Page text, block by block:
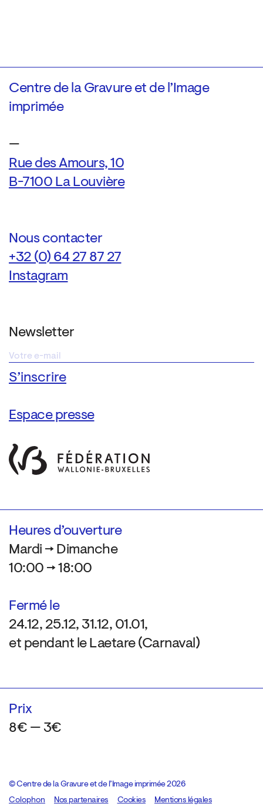
Centre de la Gravure et de l’Image
imprimée
—
Rue des Amours, 10
B-7100 La Louvière
Nous contacter
+32 (0) 64 27 87 27
Instagram
Newsletter
Espace presse
Heures d’ouverture
Mardi → Dimanche
10:00 → 18:00
Fermé le
24.12, 25.12, 31.12, 01.01,
et pendant le Laetare (Carnaval)
Prix
8€ — 3€
© Centre de la Gravure et de l’Image imprimée 2026
Colophon
Design:Marcel Kaczmarek, code:8080.studio
Nos partenaires Cookies Mentions légales